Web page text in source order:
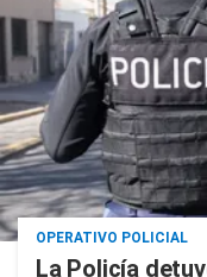
OPERATIVO POLICIAL
La Policía